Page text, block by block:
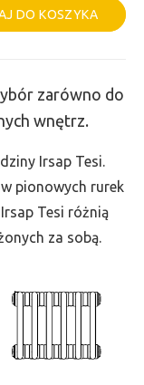
DO KOSZYKA
zarówno do
wnętrz.
Irsap Tesi.
pionowych rurek
Tesi różnią
za sobą.